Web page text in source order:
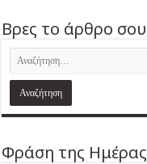
Βρες το άρθρο σου
Φράση της Ημέρας